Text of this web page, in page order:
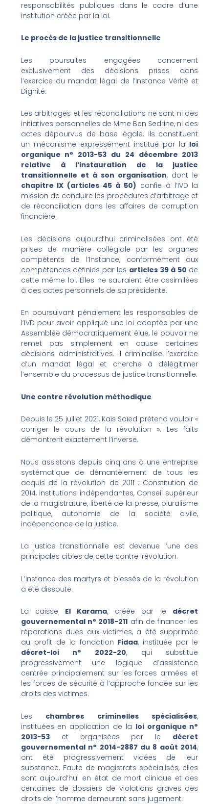
responsabilités publiques dans le cadre d’une
institution créée par la loi.
Le procès de la justice transitionnelle
Les poursuites engagées concernent
exclusivement des décisions prises dans
l’exercice du mandat légal de l’Instance Vérité et
Dignité.
Les arbitrages et les réconciliations ne sont ni des
initiatives personnelles de Mme Ben Sedrine, ni des
actes dépourvus de base légale. Ils constituent
un mécanisme expressément institué par la loi
organique n° 2013-53 du 24 décembre 2013
relative à l’instauration de la justice
transitionnelle et à son organisation, dont le
chapitre IX (articles 45 à 50) confie à l’IVD la
mission de conduire les procédures d’arbitrage et
de réconciliation dans les affaires de corruption
financière.
Les décisions aujourd’hui criminalisées ont été
prises de manière collégiale par les organes
compétents de l’Instance, conformément aux
compétences définies par les articles 39 à 50 de
cette même loi. Elles ne sauraient être assimilées
à des actes personnels de sa présidente.
En poursuivant pénalement les responsables de
l’IVD pour avoir appliqué une loi adoptée par une
Assemblée démocratiquement élue, le pouvoir ne
remet pas simplement en cause certaines
décisions administratives. Il criminalise l’exercice
d’un mandat légal et cherche à délégitimer
l’ensemble du processus de justice transitionnelle.
Une contre révolution méthodique
Depuis le 25 juillet 2021, Kaïs Saïed prétend vouloir «
corriger le cours de la révolution ». Les faits
démontrent exactement l’inverse.
Nous assistons depuis cinq ans à une entreprise
systématique de démantèlement de tous les
acquis de la révolution de 2011 : Constitution de
2014, institutions indépendantes, Conseil supérieur
de la magistrature, liberté de la presse, pluralisme
politique, autonomie de la société civile,
indépendance de la justice.
La justice transitionnelle est devenue l’une des
principales cibles de cette contre-révolution.
L’Instance des martyrs et blessés de la révolution
a été dissoute.
La caisse El Karama, créée par le décret
gouvernemental n° 2018-211 afin de financer les
réparations dues aux victimes, a été supprimée
au profit de la fondation Fidaa, instituée par le
décret-loi n° 2022-20, qui substitue
progressivement une logique d’assistance
centrée principalement sur les forces armées et
les forces de sécurité à l’approche fondée sur les
droits des victimes.
Les chambres criminelles spécialisées,
instituées en application de la loi organique n°
2013-53et organisées par le décret
gouvernemental n° 2014-2887 du 8 août 2014,
ont été progressivement vidées de leur
substance. Faute de magistrats spécialisés, elles
sont aujourd’hui en état de mort clinique et des
centaines de dossiers de violations graves des
droits de l’homme demeurent sans jugement.